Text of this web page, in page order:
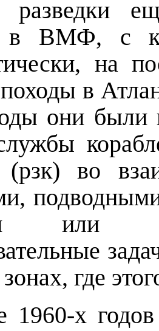
разведки
в ВМФ, с
на
в
они
(рзк) во
или
где
1960-х